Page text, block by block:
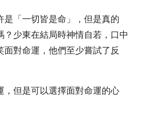
是「一切皆是命」，但是真的
？少東在結局時神情自若，口中
面對命運，他們至少嘗試了反
，但是可以選擇面對命運的心